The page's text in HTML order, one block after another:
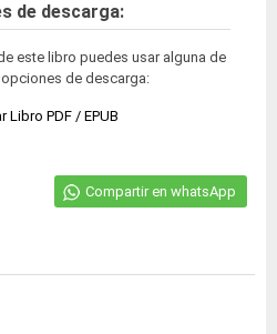
de descarga:
este libro puedes usar alguna de
opciones de descarga:
Libro PDF / EPUB
Compartir en whatsApp